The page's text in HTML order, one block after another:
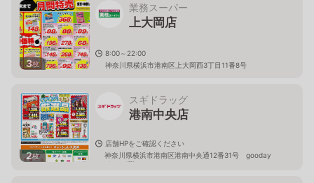
3枚
業務スーパー
上大岡店
8:00～22:00
神奈川県横浜市港南区上大岡西3丁目11番8号
2枚
スギドラッグ
港南中央店
店舗HPをご確認ください
神奈川県横浜市港南区港南中央通12番31号 gooday
place 1階